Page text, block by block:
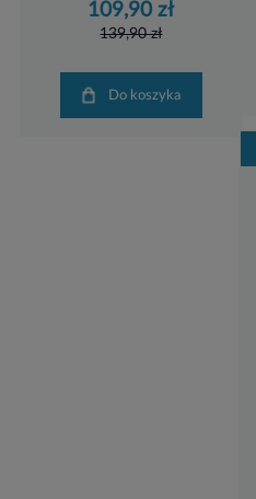
109,90 zł
139,90 zł
Do koszyka